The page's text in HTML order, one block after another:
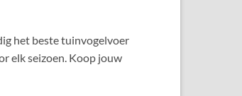
het beste tuinvogelvoer
elk seizoen. Koop jouw